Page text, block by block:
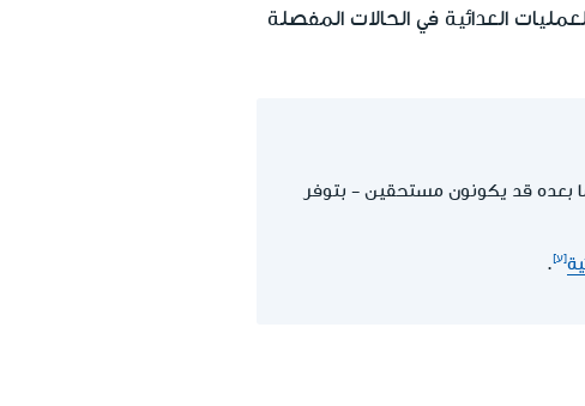
العدائية في الحالات المفصلة
مخطوب/ة من ضحايا العمليات العدائية الذين قضوا في 07.10.2023 أو ما بعده قد يكونون مستحقين - بتوفر
.